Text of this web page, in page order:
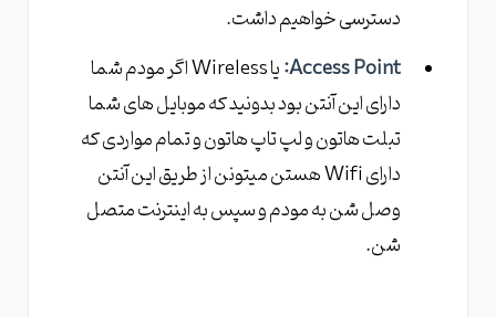
دسترسی خواهیم داشت.
Access Point:
یا Wireless اگر مودم شما
دارای این آنتن بود بدونید که موبایل های شما
تبلت هاتون و لپ تاپ هاتون و تمام مواردی که
دارای Wifi هستن میتونن از طریق این آنتن
وصل شن به مودم و سپس به اینترنت متصل
شن.